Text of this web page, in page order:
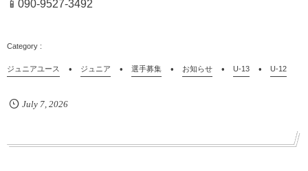
📱090-9527-3492
ジュニアユース ジュニア 選手募集 お知らせ U-13 U-12
July 7, 2026